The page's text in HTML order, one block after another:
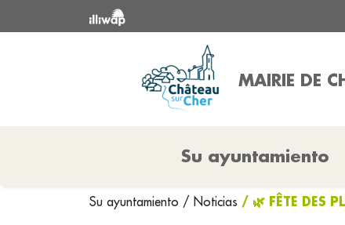
MAIRIE DE
Su ayuntamiento
Su ayuntamiento / Noticias / 🌿 FÊTE DES